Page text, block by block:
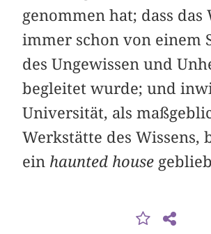
genommen hat; dass das
immer schon von einem
des Ungewissen und
begleitet wurde; und
Universität, als
Werkstätte des Wissens,
ein haunted house